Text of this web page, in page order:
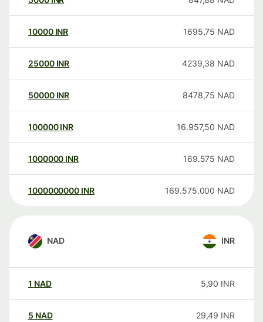
10000 INR 1695,75 NAD
25000 INR 4239,38 NAD
50000 INR 8478,75 NAD
100000 INR 16.957,50 NAD
1000000 INR 169.575 NAD
1000000000 INR 169.575.000 NAD
NAD INR
1 NAD 5,90 INR
5 NAD 29,49 INR